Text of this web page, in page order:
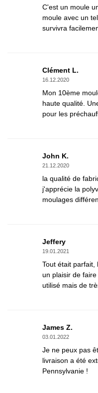
C'est un moule
moule avec un
survivra
Clément L.
16.12.2020
Mon 10ème
haute qualité.
pour les
John K.
21.12.2020
la qualité de
j'apprécie la
moulages
Jeffery
19.01.2021
Tout était parfait,
un plaisir de
utilisé mais de
James Z.
03.01.2022
Je ne peux pas
livraison a été
Pennsylvanie !